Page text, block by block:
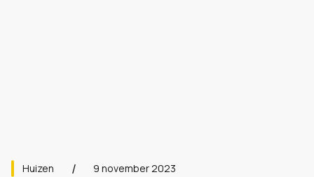
Huizen 9 november 2023